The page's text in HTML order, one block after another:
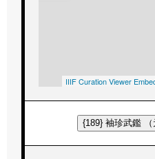
IIIF Curation Viewer
{189} 袖珍武鑑